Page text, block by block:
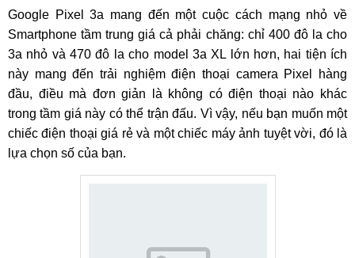
Google Pixel 3a mang đến một cuộc cách mạng nhỏ về
Smartphone tầm trung giá cả phải chăng: chỉ 400 đô la cho
3a nhỏ và 470 đô la cho model 3a XL lớn hơn, hai tiện ích
này mang đến trải nghiệm điện thoại camera Pixel hàng
đầu, điều mà đơn giản là không có điện thoại nào khác
trong tầm giá này có thể trận đấu. Vì vậy, nếu bạn muốn một
chiếc điện thoại giá rẻ và một chiếc máy ảnh tuyệt vời, đó là
lựa chọn số của bạn.